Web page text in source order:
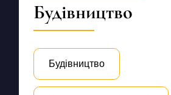
Будівництво
Будівництво